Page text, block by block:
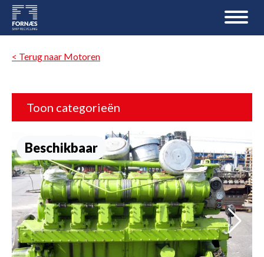
< Terug naar Motoren
Toon categorieën
Beschikbaar